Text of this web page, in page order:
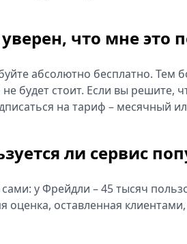
что мне это
абсолютно бесплатно. Тем
не будет стоит. Если вы решите,
на тариф – месячный
ли сервис
сами: у Фрейдли – 45 тысяч
оценка, оставленная клиентами,